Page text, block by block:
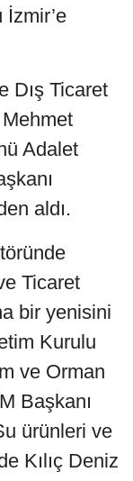
Dış Ticaret
Adalet
aldı.
Ticaret
bir yenisini
Kurulu
ve Orman
Başkanı
ürünleri ve
Kılıç Deniz